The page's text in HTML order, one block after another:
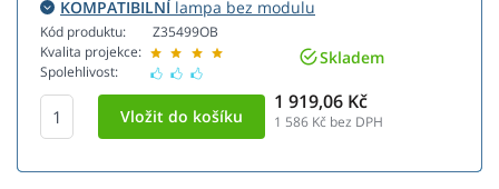
KOMPATIBILNÍlampa bez modulu
Kód produktu:
Kvalita projekce:
Spolehlivost:
Z35499OB
Skladem
1 919,06 Kč
1 586 Kč bez DPH